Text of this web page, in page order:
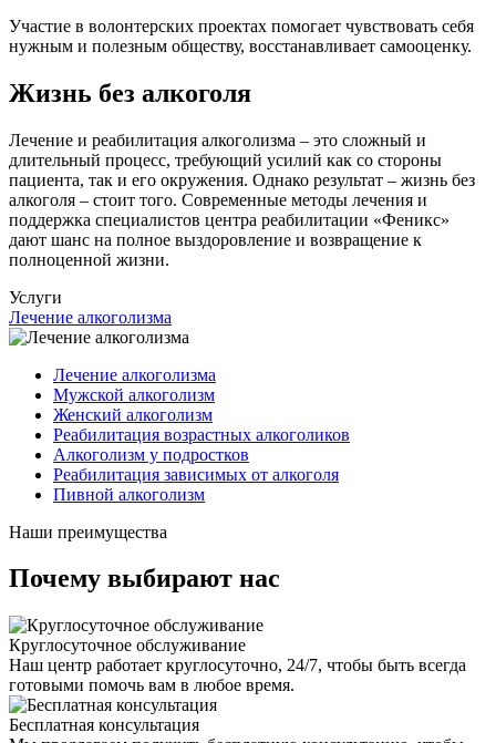
Участие в волонтерских проектах помогает чувствовать себя
нужным и полезным обществу, восстанавливает самооценку.
Жизнь без алкоголя
Лечение и реабилитация алкоголизма – это сложный и
длительный процесс, требующий усилий как со стороны
пациента, так и его окружения. Однако результат – жизнь без
алкоголя – стоит того. Современные методы лечения и
поддержка специалистов центра реабилитации «Феникс»
дают шанс на полное выздоровление и возвращение к
полноценной жизни.
Услуги
Лечение алкоголизма
Лечение алкоголизма
Мужской алкоголизм
Женский алкоголизм
Реабилитация возрастных алкоголиков
Алкоголизм у подростков
Реабилитация зависимых от алкоголя
Пивной алкоголизм
Наши преимущества
Почему выбирают нас
Круглосуточное обслуживание
Наш центр работает круглосуточно, 24/7, чтобы быть всегда
готовыми помочь вам в любое время.
Бесплатная консультация